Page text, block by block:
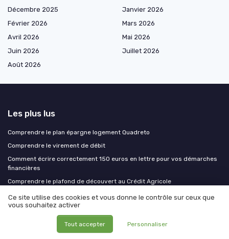
Décembre 2025
Janvier 2026
Février 2026
Mars 2026
Avril 2026
Mai 2026
Juin 2026
Juillet 2026
Août 2026
Les plus lus
Comprendre le plan épargne logement Quadreto
Comprendre le virement de débit
Comment écrire correctement 150 euros en lettre pour vos démarches
financières
Comprendre le plafond de découvert au Crédit Agricole
Obtenir un prêt en Belgique en tant que non-résident
Les derniers articles
Ce site utilise des cookies et vous donne le contrôle sur ceux que
vous souhaitez activer
Tout accepter Personnaliser